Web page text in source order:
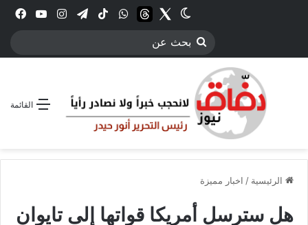
انستقرامتيلقرام‫TikTokواتسابthreadsTwitter
الوضع المظلم
بحث
القائمة
الرئيسية / اخبار مميزة
هل سترسل أمريكا قواتها إلى تايوان